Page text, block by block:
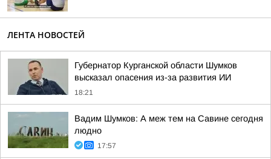
ЛЕНТА НОВОСТЕЙ
Губернатор Курганской области Шумков
высказал опасения из-за развития ИИ
18:21
Вадим Шумков: А меж тем на Савине сегодня
людно
17:57